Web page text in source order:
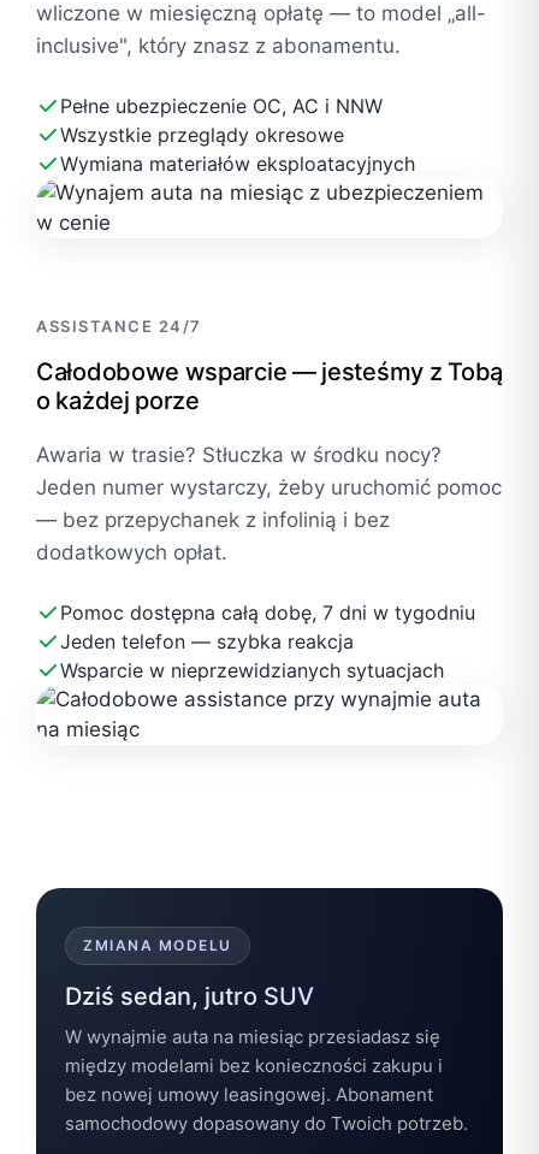
wliczone w miesięczną opłatę — to model „all-
inclusive", który znasz z abonamentu.
Pełne ubezpieczenie OC, AC i NNW
Wszystkie przeglądy okresowe
Wymiana materiałów eksploatacyjnych
ASSISTANCE 24/7
Całodobowe wsparcie — jesteśmy z Tobą
o każdej porze
Awaria w trasie? Stłuczka w środku nocy?
Jeden numer wystarczy, żeby uruchomić pomoc
— bez przepychanek z infolinią i bez
dodatkowych opłat.
Pomoc dostępna całą dobę, 7 dni w tygodniu
Jeden telefon — szybka reakcja
Wsparcie w nieprzewidzianych sytuacjach
ZMIANA MODELU
Dziś sedan, jutro SUV
W wynajmie auta na miesiąc przesiadasz się
między modelami bez konieczności zakupu i
bez nowej umowy leasingowej. Abonament
samochodowy dopasowany do Twoich potrzeb.